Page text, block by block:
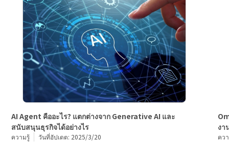
AI Agent คืออะไร? แตกต่างจาก Generative AI และ
สนับสนุนธุรกิจได้อย่างไร
ความรู้ วันที่อัปเดต: 2025/3/20
งา
คว